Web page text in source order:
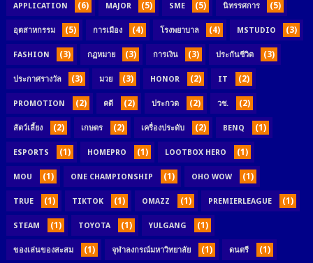
APPLICATION (6) MAJOR (5) SME (5) นิทรรศการ (5)
อุตสาหกรรม (5) การเมือง (4) โรงพยาบาล (4) MSTUDIO (3)
FASHION (3) กฏหมาย (3) การเงิน (3) ประกันชีวิต (3)
ประกาศรางวัล (3) มวย (3) HONOR (2) IT (2)
PROMOTION (2) คดี (2) ประกวด (2) วช. (2)
สัตว์เลี้ยง (2) เกษตร (2) เครื่องประดับ (2) BENQ (1)
ESPORTS (1) HOMEPRO (1) LOOTBOX HERO (1)
MOU (1) ONE CHAMPIONSHIP (1) OHO WOW (1)
TRUE (1) TIKTOK (1) OMAZZ (1) PREMIERLEAGUE (1)
STEAM (1) TOYOTA (1) YULGANG (1)
ของเล่นของสะสม (1) จุฬาลงกรณ์มหาวิทยาลัย (1) ดนตรี (1)